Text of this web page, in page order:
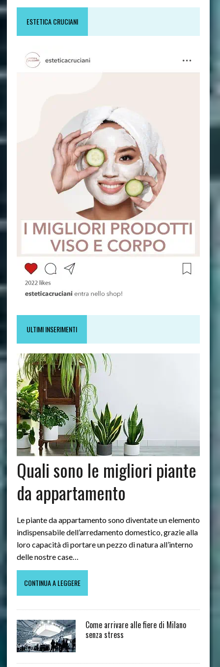
ESTETICA CRUCIANI
ULTIMI INSERIMENTI
Quali sono le migliori piante
da appartamento
Le piante da appartamento sono diventate un elemento
indispensabile dell’arredamento domestico, grazie alla
loro capacità di portare un pezzo di natura all’interno
delle nostre case…
CONTINUA A LEGGERE
Come arrivare alle fiere di Milano
senza stress